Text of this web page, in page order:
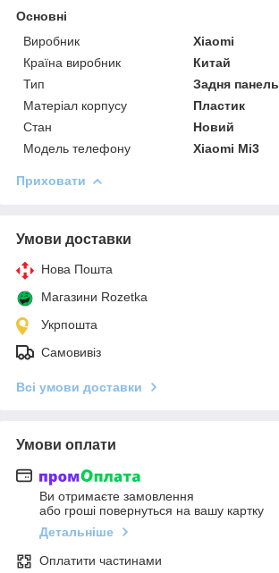
Основні
Виробник
Xiaomi
Країна виробник
Китай
Тип
Задня панель
Матеріал корпусу
Пластик
Стан
Новий
Модель телефону
Xiaomi Mi3
Приховати
Умови доставки
Нова Пошта
Магазини Rozetka
Укрпошта
Самовивіз
Всі умови доставки
Умови оплати
Ви отримаєте замовлення
або гроші повернуться на вашу картку
Детальніше
Оплатити частинами